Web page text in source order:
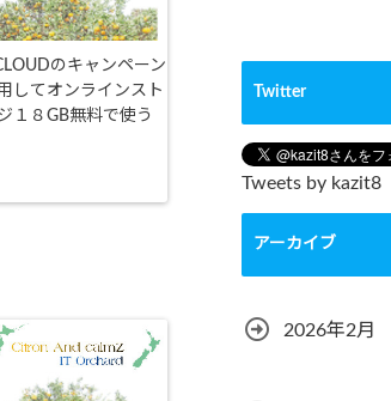
のキャンペーン
してオンラインスト
１８GB無料で使う
Twitter
Tweets by kazit8
アーカイブ
2026年2月